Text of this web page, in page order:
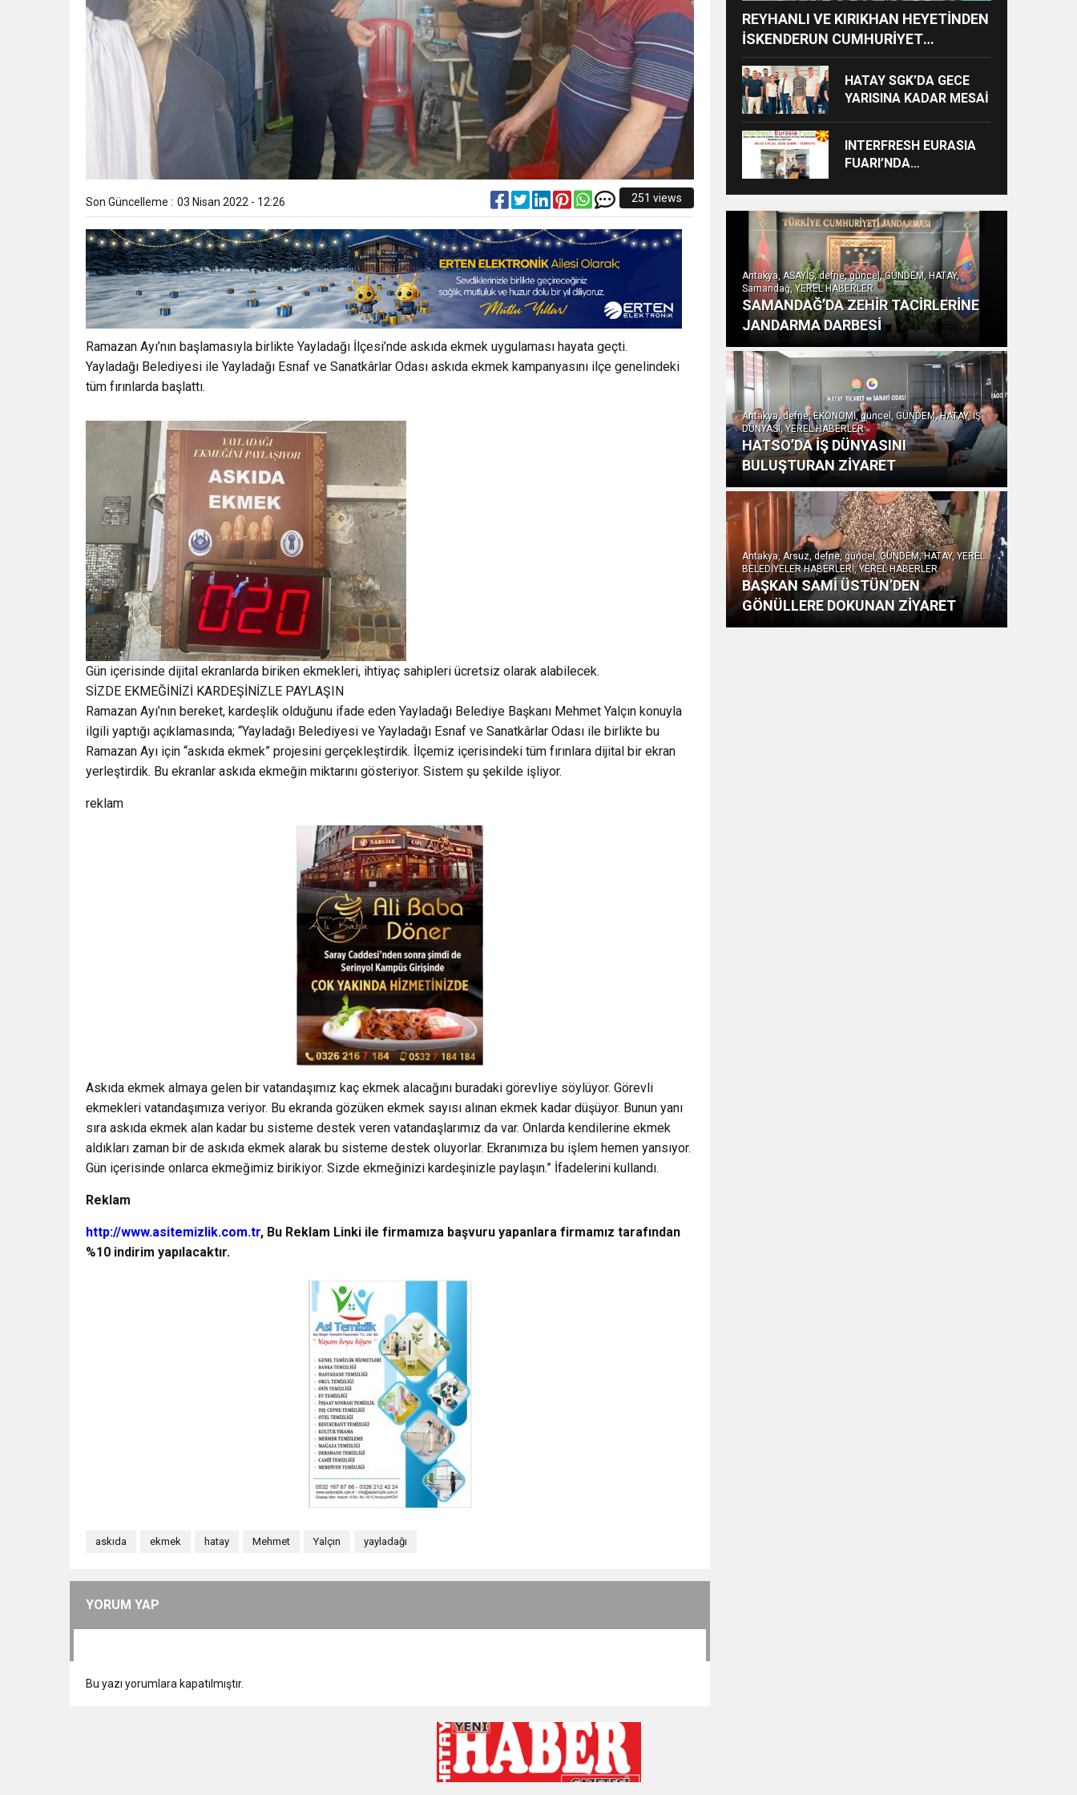
Son Güncelleme : 03 Nisan 2022 - 12:26 251 views
Ramazan Ayı’nın başlamasıyla birlikte Yayladağı İlçesi’nde askıda ekmek uygulaması hayata geçti.
Yayladağı Belediyesi ile Yayladağı Esnaf ve Sanatkârlar Odası askıda ekmek kampanyasını ilçe genelindeki
tüm fırınlarda başlattı.
Gün içerisinde dijital ekranlarda biriken ekmekleri, ihtiyaç sahipleri ücretsiz olarak alabilecek.
SİZDE EKMEĞİNİZİ KARDEŞİNİZLE PAYLAŞIN
Ramazan Ayı’nın bereket, kardeşlik olduğunu ifade eden Yayladağı Belediye Başkanı Mehmet Yalçın konuyla
ilgili yaptığı açıklamasında; “Yayladağı Belediyesi ve Yayladağı Esnaf ve Sanatkârlar Odası ile birlikte bu
Ramazan Ayı için “askıda ekmek” projesini gerçekleştirdik. İlçemiz içerisindeki tüm fırınlara dijital bir ekran
yerleştirdik. Bu ekranlar askıda ekmeğin miktarını gösteriyor. Sistem şu şekilde işliyor.
reklam
Askıda ekmek almaya gelen bir vatandaşımız kaç ekmek alacağını buradaki görevliye söylüyor. Görevli
ekmekleri vatandaşımıza veriyor. Bu ekranda gözüken ekmek sayısı alınan ekmek kadar düşüyor. Bunun yanı
sıra askıda ekmek alan kadar bu sisteme destek veren vatandaşlarımız da var. Onlarda kendilerine ekmek
aldıkları zaman bir de askıda ekmek alarak bu sisteme destek oluyorlar. Ekranımıza bu işlem hemen yansıyor.
Gün içerisinde onlarca ekmeğimiz birikiyor. Sizde ekmeğinizi kardeşinizle paylaşın.” İfadelerini kullandı.
Reklam
http://www.asitemizlik.com.tr, Bu Reklam Linki ile firmamıza başvuru yapanlara firmamız tarafından
%10 indirim yapılacaktır.
askıda ekmek hatay Mehmet Yalçın yayladağı
YORUM YAP
Bu yazı yorumlara kapatılmıştır.
REYHANLI VE KIRIKHAN HEYETİNDEN
İSKENDERUN CUMHURİYET
BAŞSAVCILIĞINA ZİYARET
HATAY SGK’DA GECE
YARISINA KADAR MESAİ
INTERFRESH EURASIA
FUARI’NDA
BİRLİKLERİ İÇİN GERİ
SAYIM BAŞLADI
Antakya, ASAYİŞ, defne, güncel, GÜNDEM, HATAY,
Samandağ, YEREL HABERLER
SAMANDAĞ’DA ZEHİR TACİRLERİNE
JANDARMA DARBESİ
Antakya, defne, EKONOMİ, güncel, GÜNDEM, HATAY, İŞ
DÜNYASI, YEREL HABERLER
HATSO’DA İŞ DÜNYASINI
BULUŞTURAN ZİYARET
Antakya, Arsuz, defne, güncel, GÜNDEM, HATAY, YEREL
BELEDİYELER HABERLERİ, YEREL HABERLER
BAŞKAN SAMİ ÜSTÜN’DEN
GÖNÜLLERE DOKUNAN ZİYARET